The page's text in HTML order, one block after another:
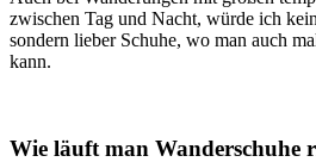
zwischen Tag und Nacht, würde ich
sondern lieber Schuhe, wo man auch
kann.
Wie läuft man Wanderschuhe